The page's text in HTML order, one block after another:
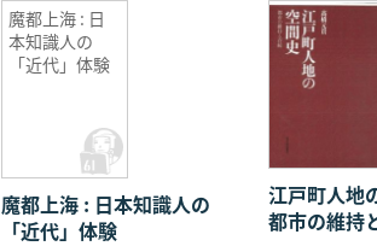
魔都上海 : 日
本知識人の
「近代」体験
魔都上海 : 日本知識人の
「近代」体験
江戸町人
都市の維持